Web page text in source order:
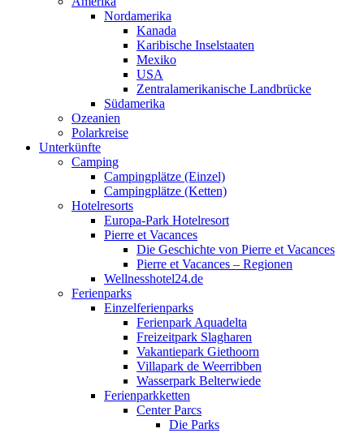
Nordamerika
Kanada
Karibische Inselstaaten
Mexiko
USA
Zentralamerikanische Landbrücke
Südamerika
Ozeanien
Polarkreise
Unterkünfte
Camping
Campingplätze (Einzel)
Campingplätze (Ketten)
Hotelresorts
Europa-Park Hotelresort
Pierre et Vacances
Die Geschichte von Pierre et Vacances
Pierre et Vacances – Regionen
Wellnesshotel24.de
Ferienparks
Einzelferienparks
Ferienpark Aquadelta
Freizeitpark Slagharen
Vakantiepark Giethoorn
Villapark de Weerribben
Wasserpark Belterwiede
Ferienparkketten
Center Parcs
Die Parks